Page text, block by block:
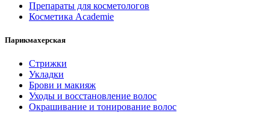
Препараты для косметологов
Косметика Academie
Парикмахерская
Стрижки
Укладки
Брови и макияж
Уходы и восстановление волос
Окрашивание и тонирование волос